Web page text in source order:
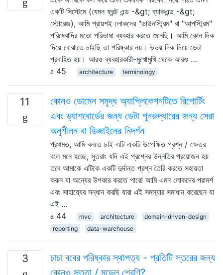
একটি সিস্টেমে (যেমন ফ্রন্ট এন্ড -&gt; ব্যাকএন্ড -&gt;
স্টোরেজ), আমি প্রায়শই লোকদের "ডাউনস্ট্রিম" বা "আপস্ট্রিম"
পরিষেবাদির মতো পরিভাষা ব্যবহার করতে শুনেছি। আমি কোন দিক
দিয়ে বোঝাতে চাইছি তা পরিষ্কার নয়। উভয় দিক দিয়ে ডেটা
প্রবাহিত হয়। আরও ব্যবহারকারী-মুখোমুখি থেকে আরও …
45
architecture terminology
11
কোনও ডোমেন সমৃদ্ধ অ্যাপ্লিকেশনটিতে রিপোর্টিং
এবং ড্যাশবোর্ডের জন্য ডেটা পুনরুদ্ধারের জন্য সেরা
অনুশীলন বা ডিজাইনের নিদর্শন
প্রথমত, আমি বলতে চাই এটি একটি উপেক্ষিত প্রশ্ন / ক্ষেত্র
বলে মনে হচ্ছে, সুতরাং যদি এই প্রশ্নের উন্নতির প্রয়োজন হয়
তবে আমাকে এটিকে একটি দুর্দান্ত প্রশ্ন তৈরি করতে সহায়তা
করুন যা অন্যের উপকার করতে পারে! আমি এমন লোকদের পরামর্শ
এবং সাহায্যের সন্ধান করছি যারা এই সমস্যার সমাধান করেছেন যা
এই …
44
mvc architecture
domain-driven-design
reporting
data-warehouse
3
চাচা ববের পরিষ্কার স্থাপত্য - প্রতিটি স্তরের জন্য
কোনও সত্তা / মডেল শ্রেণি?